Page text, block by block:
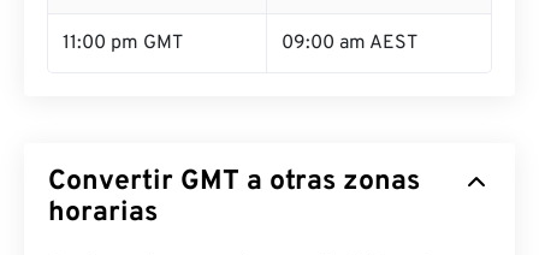
11:00 pm GMT 09:00 am AEST
Convertir GMT a otras zonas
horarias